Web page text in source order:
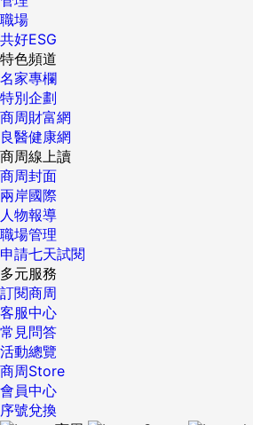
職場
共好ESG
特色頻道
名家專欄
特別企劃
商周財富網
良醫健康網
商周線上讀
商周封面
兩岸國際
人物報導
職場管理
申請七天試閱
多元服務
訂閱商周
客服中心
常見問答
活動總覽
商周Store
會員中心
序號兌換